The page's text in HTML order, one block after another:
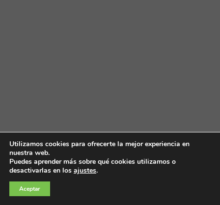
Utilizamos cookies para ofrecerte la mejor experiencia en
nuestra web.
Puedes aprender más sobre qué cookies utilizamos o
desactivarlas en los ajustes.
Aceptar